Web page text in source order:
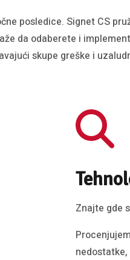
posledice. Signet CS
da odaberete i
skupe greške i
Znajte gde